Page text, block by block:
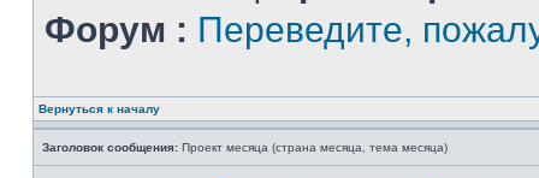
Форум : Переведите,
Вернуться к началу
Заголовок сообщения: Проект месяца (страна месяца, тема месяца)